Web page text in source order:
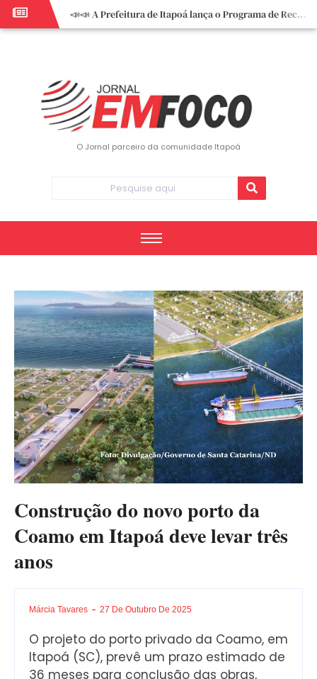
📣📣 A Prefeitura de Itapoá lança o Programa de Recuperação Fiscal (REFIS).
📢 Empreendedor do turismo, esta oportunidade é para você! Itapoá – SC.
O Jornal parceiro da comunidade Itapoá
Construção do novo porto da
Coamo em Itapoá deve levar três
anos
Márcia Tavares 27 De Outubro De 2025
O projeto do porto privado da Coamo, em
Itapoá (SC), prevê um prazo estimado de
36 meses para conclusão das obras,